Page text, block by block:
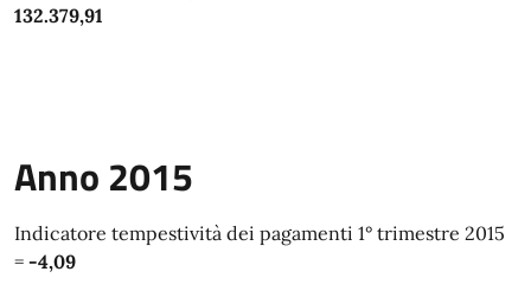
132.379,91
Anno 2015
Indicatore tempestività dei pagamenti 1° trimestre 2015
= -4,09